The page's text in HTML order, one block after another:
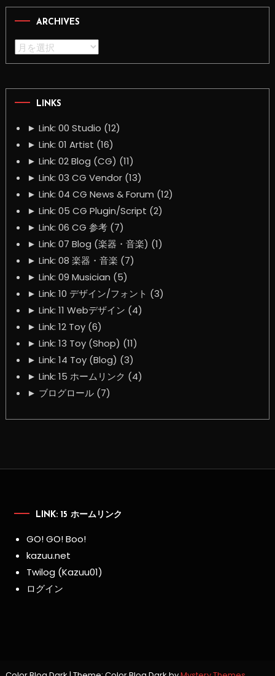
ARCHIVES
Archives
LINKS
► Link: 00 Studio (12)
► Link: 01 Artist (16)
► Link: 02 Blog (CG) (11)
► Link: 03 CG Vendor (13)
► Link: 04 CG News & Forum (12)
► Link: 05 CG Plugin/Script (2)
► Link: 06 CG 参考 (7)
► Link: 07 Blog (楽器・音楽) (1)
► Link: 08 楽器・音楽 (7)
► Link: 09 Musician (5)
► Link: 10 デザイン/フォント (3)
► Link: 11 Webデザイン (4)
► Link: 12 Toy (6)
► Link: 13 Toy (Shop) (11)
► Link: 14 Toy (Blog) (3)
► Link: 15 ホームリンク (4)
► ブログロール (7)
LINK: 15 ホームリンク
GO! GO! Boo!
kazuu.net
Twilog (Kazuu01)
ログイン